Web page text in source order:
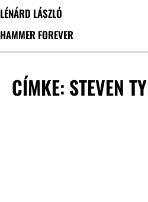
LÉNÁRD LÁSZLÓ
HAMMER FOREVER
CÍMKE: STEVEN